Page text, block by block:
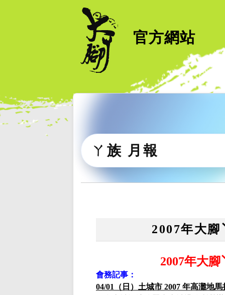
官方網站
ㄚ族 月報
2007年大
2007年大腳
會務記事：
04/01（日）土城市 2007 年高灘地馬